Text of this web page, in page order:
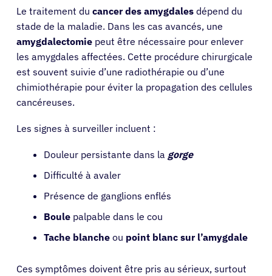
Le traitement du cancer des amygdales dépend du
stade de la maladie. Dans les cas avancés, une
amygdalectomie peut être nécessaire pour enlever
les amygdales affectées. Cette procédure chirurgicale
est souvent suivie d’une radiothérapie ou d’une
chimiothérapie pour éviter la propagation des cellules
cancéreuses.
Les signes à surveiller incluent :
Douleur persistante dans la gorge
Difficulté à avaler
Présence de ganglions enflés
Boule palpable dans le cou
Tache blanche ou point blanc sur l’amygdale
Ces symptômes doivent être pris au sérieux, surtout